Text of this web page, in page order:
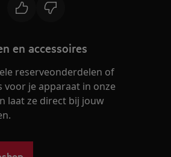
en accessoires
reserveonderdelen of
voor je apparaat in onze
laat ze direct bij jouw